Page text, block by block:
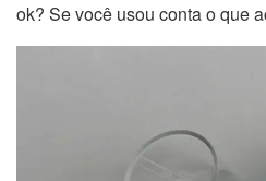
ok? Se você usou conta o que